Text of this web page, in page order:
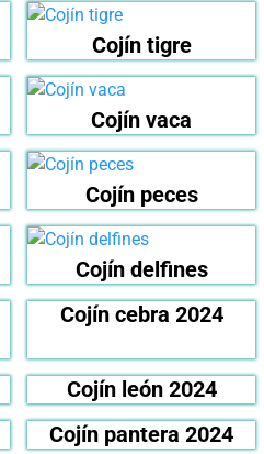
Cojín tigre
Cojín vaca
Cojín peces
Cojín delfines
Cojín cebra 2024
Cojín león 2024
Cojín pantera 2024